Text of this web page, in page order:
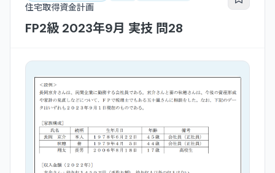
住宅取得資金計画
FP2級 2023年9月 実技 問28